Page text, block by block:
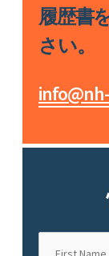
履歴書
さい。